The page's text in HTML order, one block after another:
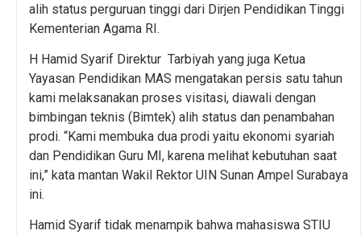
alih status perguruan tinggi dari Dirjen Pendidikan Tinggi
Kementerian Agama RI.
H Hamid Syarif Direktur Tarbiyah yang juga Ketua
Yayasan Pendidikan MAS mengatakan persis satu tahun
kami melaksanakan proses visitasi, diawali dengan
bimbingan teknis (Bimtek) alih status dan penambahan
prodi. “Kami membuka dua prodi yaitu ekonomi syariah
dan Pendidikan Guru MI, karena melihat kebutuhan saat
ini,” kata mantan Wakil Rektor UIN Sunan Ampel Surabaya
ini.
Hamid Syarif tidak menampik bahwa mahasiswa STIU